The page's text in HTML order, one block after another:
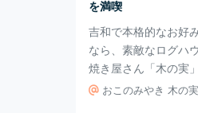
を満喫
吉和で本格的なお好
なら、素敵なログハ
焼き屋さん「木の実
ください。 お好み焼
ウルフード。 広島
おこのみやき 木の実